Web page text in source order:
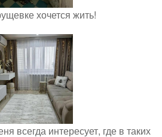
хочется жить!
всегда интересует, где в таких